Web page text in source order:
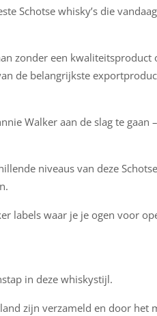
Schotse whisky’s die
zonder een
de belangrijkste
Walker aan de slag te
niveaus van deze
labels waar je je ogen voor
in deze whiskystijl.
zijn verzameld en door